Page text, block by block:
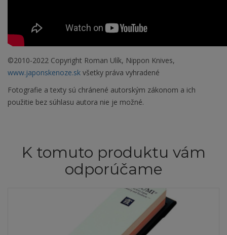
©2010-2022 Copyright Roman Ulík, Nippon Knives,
www.japonskenoze.sk všetky práva vyhradené
Fotografie a texty sú chránené autorským zákonom a ich
použitie bez súhlasu autora nie je možné.
K tomuto produktu vám
odporúčame